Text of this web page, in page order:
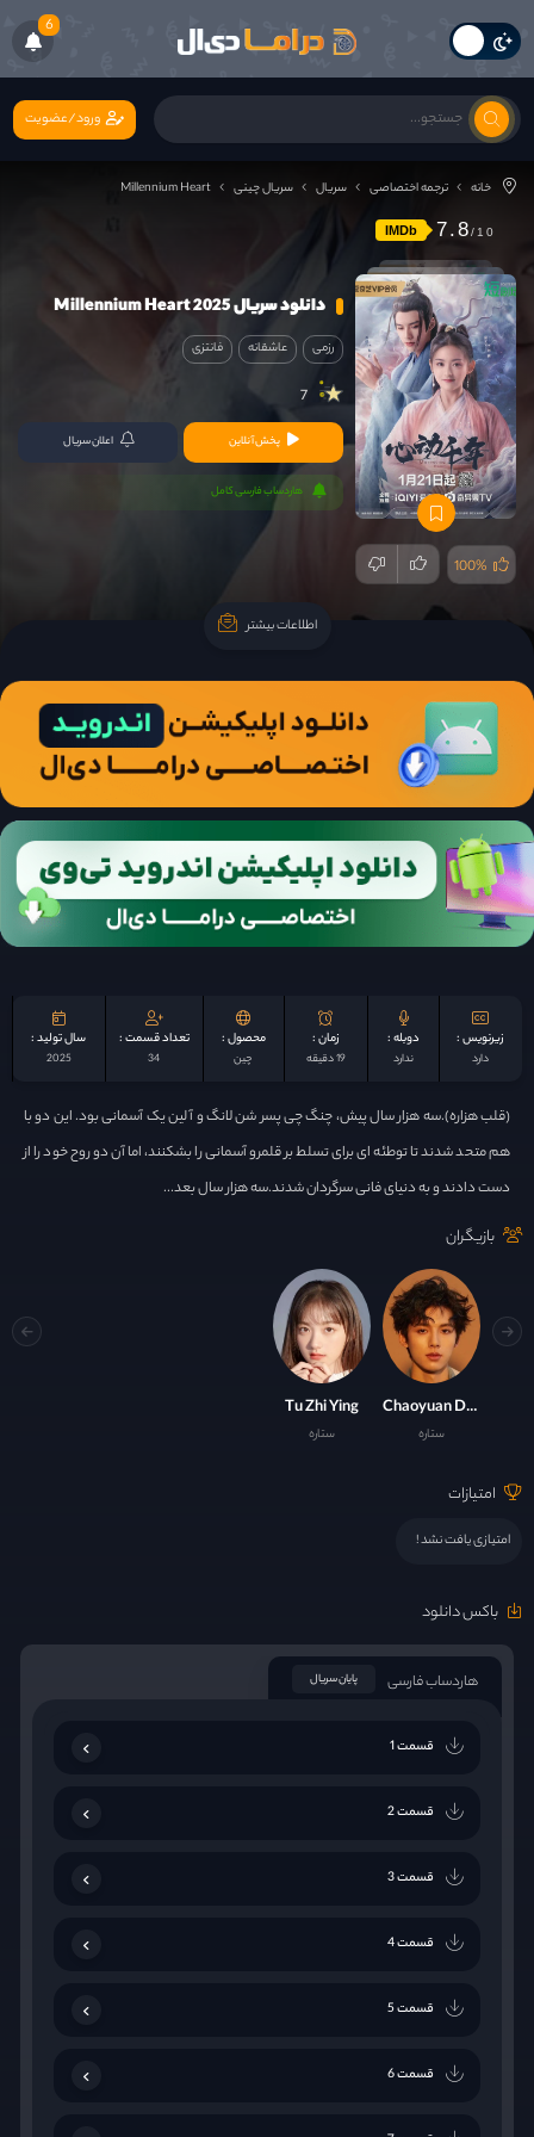
6
ورود/عضویت
خانه ترجمه اختصاصی سریال سریال چینی Millennium Heart
IMDb 7.8
100%
دانلود سریال Millennium Heart 2025
رزمی عاشقانه فانتزی
7
پخش آنلاین اعلان سریال
هاردساب فارسی کامل
اطلاعات بیشتر
زیرنویس :
دارد
دوبله :
ندارد
زمان :
19 دقیقه
محصول :
چين
تعداد قسمت :
34
سال تولید :
2025
(قلب هزاره).سه هزار سال پیش، چنگ چی پسر شن لانگ و آ لین یک آسمانی بود. این دو با
هم متحد شدند تا توطئه ای برای تسلط بر قلمرو آسمانی را بشکنند، اما آن دو روح خود را از
دست دادند و به دنیای فانی سرگردان شدند.سه هزار سال بعد...
بازیگران
Chaoyuan Deng
ستاره
Tu Zhi Ying
ستاره
امتیازات
امتیازی یافت نشد !
باکس دانلود
هاردساب فارسی پایان سریال
قسمت 1
قسمت 2
قسمت 3
قسمت 4
قسمت 5
قسمت 6